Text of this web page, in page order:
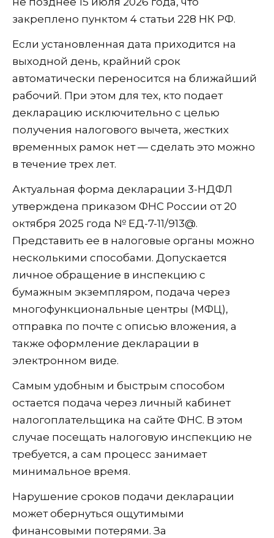
закреплено пунктом 4 статьи 228 НК РФ.
Если установленная дата приходится на
выходной день, крайний срок
автоматически переносится на ближайший
рабочий. При этом для тех, кто подает
декларацию исключительно с целью
получения налогового вычета, жестких
временных рамок нет — сделать это можно
в течение трех лет.
Актуальная форма декларации 3-НДФЛ
утверждена приказом ФНС России от 20
октября 2025 года № ЕД-7-11/913@.
Представить ее в налоговые органы можно
несколькими способами. Допускается
личное обращение в инспекцию с
бумажным экземпляром, подача через
многофункциональные центры (МФЦ),
отправка по почте с описью вложения, а
также оформление декларации в
электронном виде.
Самым удобным и быстрым способом
остается подача через личный кабинет
налогоплательщика на сайте ФНС. В этом
случае посещать налоговую инспекцию не
требуется, а сам процесс занимает
минимальное время.
Нарушение сроков подачи декларации
может обернуться ощутимыми
финансовыми потерями. За